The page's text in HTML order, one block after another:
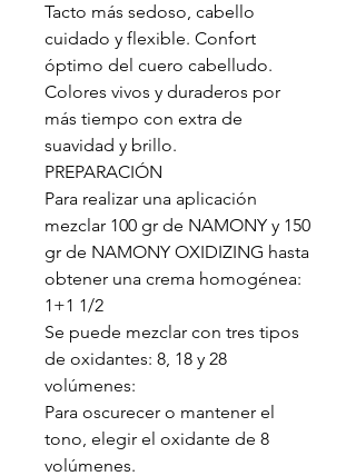
Tacto más sedoso, cabello
cuidado y flexible. Confort
óptimo del cuero cabelludo.
Colores vivos y duraderos por
más tiempo con extra de
suavidad y brillo.
PREPARACIÓN
Para realizar una aplicación
mezclar 100 gr de NAMONY y 150
gr de NAMONY OXIDIZING hasta
obtener una crema homogénea:
1+1 1/2
Se puede mezclar con tres tipos
de oxidantes: 8, 18 y 28
volúmenes:
Para oscurecer o mantener el
tono, elegir el oxidante de 8
volúmenes.